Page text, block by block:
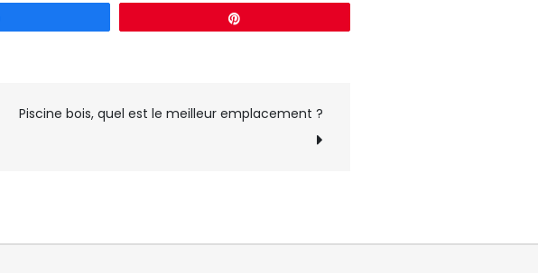
Piscine bois, quel est le meilleur emplacement ?